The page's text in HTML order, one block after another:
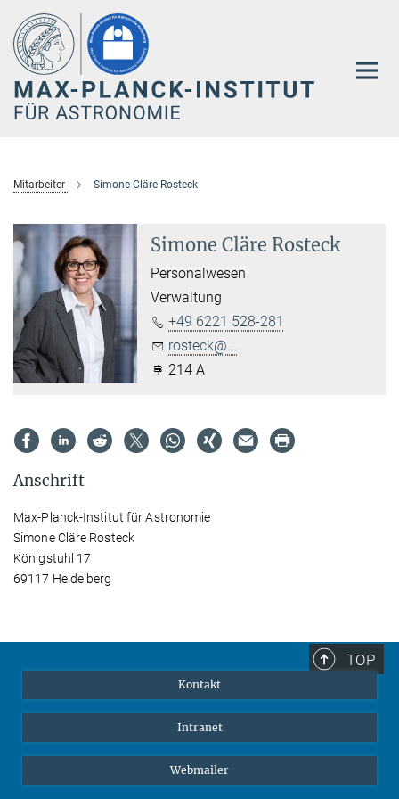
Hauptinhalt
Mitarbeiter Simone Cläre Rosteck
Simone Cläre Rosteck
Personalwesen
Verwaltung
+49 6221 528-281
rosteck@...
214 A
Anschrift
Max-Planck-Institut für Astronomie
Simone Cläre Rosteck
Königstuhl 17
69117 Heidelberg
TOP
Kontakt
Intranet
Webmailer